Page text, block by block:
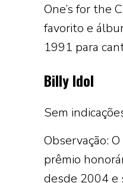
One’s for the
favorito e
1991 para
Billy Idol
Sem
Observação:
prêmio
desde 2004 e